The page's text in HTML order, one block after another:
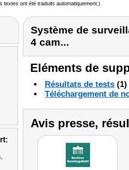
textes ont été traduits automatiquement.)
Système de
4 cam...
Eléments de
Résultats de tests (1)
Téléchargement de
Avis presse,